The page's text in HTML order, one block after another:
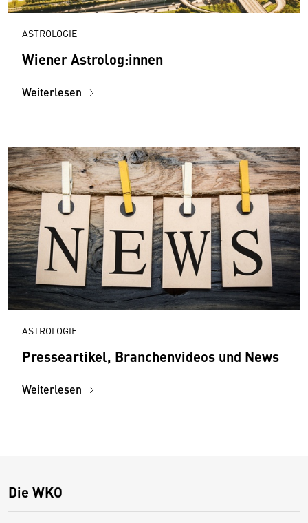
ASTROLOGIE
Wiener Astrolog:innen
Weiterlesen
ASTROLOGIE
Presseartikel, Branchenvideos und News
Weiterlesen
Die WKO